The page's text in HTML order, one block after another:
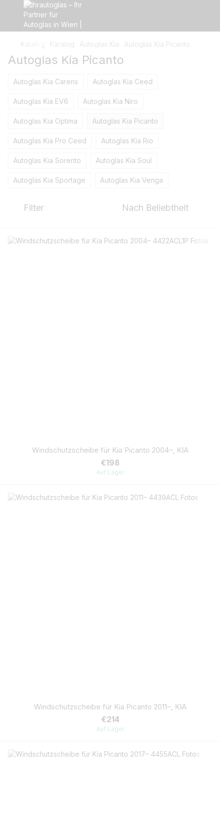
Katalog Katalog Autoglas Kia Autoglas Kia Picanto
Autoglas Kia Picanto
Autoglas Kia Carens Autoglas Kia Ceed
Autoglas Kia EV6 Autoglas Kia Niro
Autoglas Kia Optima Autoglas Kia Picanto
Autoglas Kia Pro Ceed Autoglas Kia Rio
Autoglas Kia Sorento Autoglas Kia Soul
Autoglas Kia Sportage Autoglas Kia Venga
Filter Nach Beliebtheit
Windschutzscheibe für Kia Picanto 2004–, KIA
€198
Auf Lager
Windschutzscheibe für Kia Picanto 2011–, KIA
€214
Auf Lager